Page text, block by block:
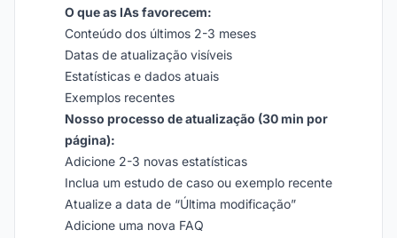
O que as IAs favorecem:
Conteúdo dos últimos 2-3 meses
Datas de atualização visíveis
Estatísticas e dados atuais
Exemplos recentes
Nosso processo de atualização (30 min por
página):
Adicione 2-3 novas estatísticas
Inclua um estudo de caso ou exemplo recente
Atualize a data de “Última modificação”
Adicione uma nova FAQ